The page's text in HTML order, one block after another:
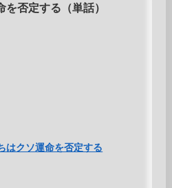
否定する（単話）
はクソ運命を否定する